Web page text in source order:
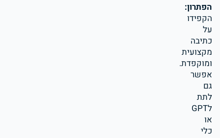
הפתרון:
הקפידו
על
כתיבה
מקצועית
ומוקפדת.
אפשר
גם
לתת
לGPT
או
כלי